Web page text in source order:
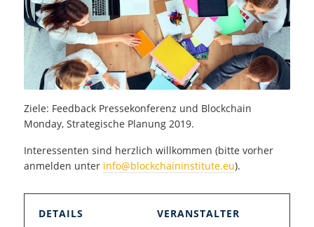
Ziele: Feedback Pressekonferenz und Blockchain
Monday, Strategische Planung 2019.
Interessenten sind herzlich willkommen (bitte vorher
anmelden unter info@blockchaininstitute.eu).
DETAILS VERANSTALTER